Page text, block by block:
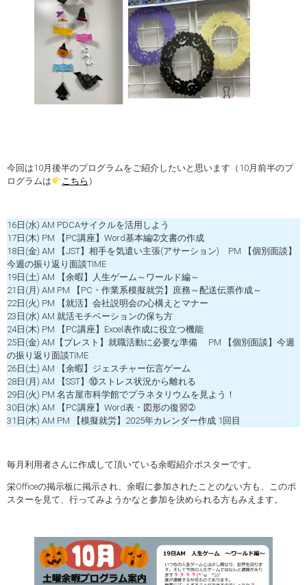
今回は10月後半のプログラムをご紹介したいと思います（10月前半のプ
ログラムは
こちら ）
16日(水) AM PDCAサイクルを活用しよう
17日(木) PM 【PC講座】Word基本編➁文書の作成
18日(金) AM 【JST】相手を気遣い主張(アサーション) PM 【個別面談】
今週の振り返り面談TIME
19日(土) AM 【余暇】人生ゲーム～ワールド編～
21日(月) AM PM 【PC・作業系模擬就労】庶務～配送伝票作成～
22日(火) PM 【就活】会社説明会の心構えとマナー
23日(水) AM 就活モチベーションの保ち方
24日(木) PM 【PC講座】Excel表作成に役立つ機能
25日(金) AM【ブレスト】就職活動に必要な準備 PM 【個別面談】今週
の振り返り面談TIME
26日(土) AM 【余暇】ジェスチャー伝言ゲーム
28日(月) AM 【SST】⑩ストレス状況から離れる
29日(火) PM 名古屋市科学館でプラネタリウムを見よう！
30日(水) AM 【PC講座】Word表・図形の復習➁
31日(木) AM PM 【模擬就労】2025年カレンダー作成 1回目
毎月利用者さんに作成して頂いている余暇紹介ポスターです。
栄Officeの掲示板に掲示され、余暇に参加されたことのない方も、このポ
スターを見て、行ってみようかなと参加を決められる方もみえます。